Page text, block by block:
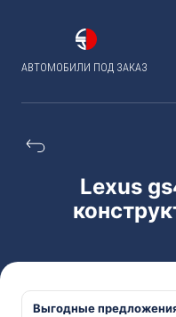
АВТОМОБИЛИ ПОД ЗАКАЗ
Lexus